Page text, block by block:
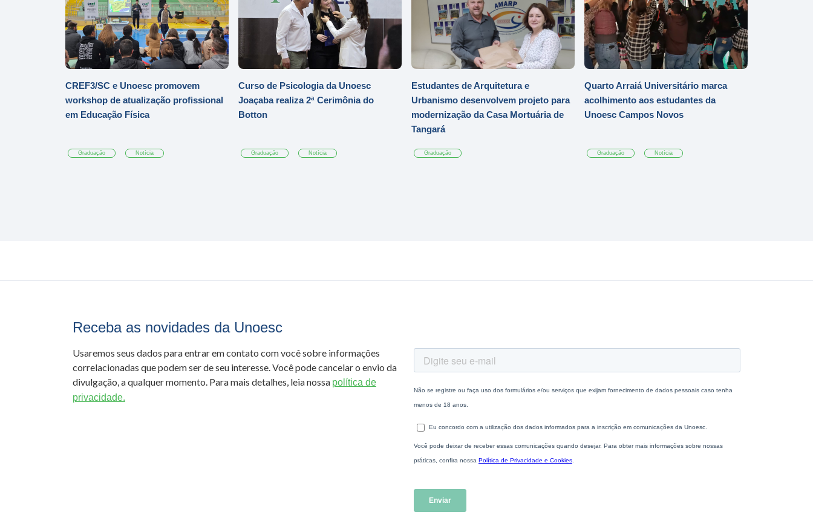
CREF3/SC e Unoesc promovem
workshop de atualização profissional
em Educação Física
Graduação Notícia
Curso de Psicologia da Unoesc
Joaçaba realiza 2ª Cerimônia do
Botton
Graduação Notícia
Estudantes de Arquitetura e
Urbanismo desenvolvem projeto para
modernização da Casa Mortuária de
Tangará
Graduação
Quarto Arraiá Universitário marca
acolhimento aos estudantes da
Unoesc Campos Novos
Graduação Notícia
Receba as novidades da Unoesc
Usaremos seus dados para entrar em contato com você sobre informações
correlacionadas que podem ser de seu interesse. Você pode cancelar o envio da
divulgação, a qualquer momento. Para mais detalhes, leia nossa política de
privacidade.